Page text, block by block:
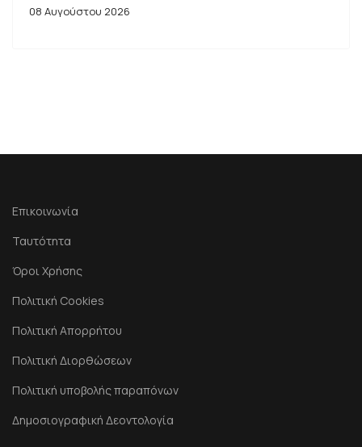
08 Αυγούστου 2026
Επικοινωνία
Ταυτότητα
Όροι Χρήσης
Πολιτική Cookies
Πολιτική Απορρήτου
Πολιτική Διορθώσεων
Πολιτική υποβολής παραπόνων
Δημοσιογραφική Δεοντολογία